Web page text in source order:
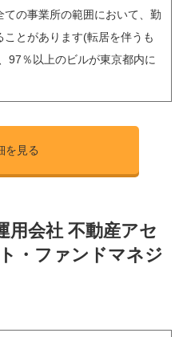
の事業所の範囲において、勤
とがあります(転居を伴うも
97％以上のビルが東京都内に
を見る
用会社 不動産アセ
・ファンドマネジ